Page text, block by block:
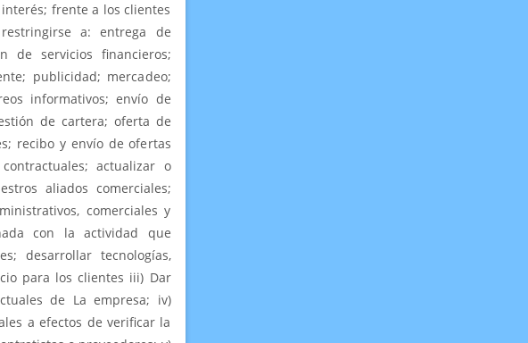
frente a los clientes
a: entrega de
de servicios financieros;
publicidad; mercadeo;
informativos; envío de
de cartera; oferta de
recibo y envío de ofertas
actualizar o
aliados comerciales;
comerciales y
con la actividad que
desarrollar tecnologías,
para los clientes iii) Dar
de La empresa; iv)
a efectos de verificar la